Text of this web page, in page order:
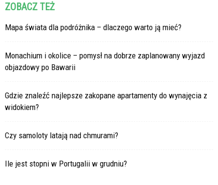
ZOBACZ TEŻ
Mapa świata dla podróżnika – dlaczego warto ją mieć?
Monachium i okolice – pomysł na dobrze zaplanowany wyjazd
objazdowy po Bawarii
Gdzie znaleźć najlepsze zakopane apartamenty do wynajęcia z
widokiem?
Czy samoloty latają nad chmurami?
Ile jest stopni w Portugalii w grudniu?